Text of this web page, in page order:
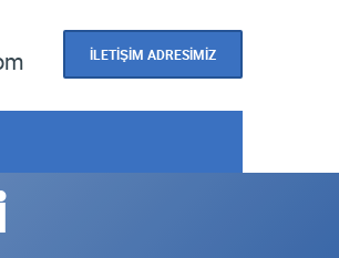
İLETİŞİM ADRESİMİZ